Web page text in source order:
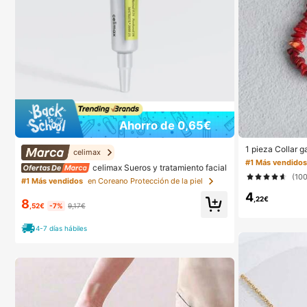
Ahorro de 0,65€
celimax
celimax Sueros y tratamiento facial
#1 Más vendidos en Coreano Protección de la piel
8 ,52€ -7% 9,17€
4-7 días hábiles
1 pieza Collar
o bohemio en
Y2K, regalo
#1 Más vendidos
4 ,22€